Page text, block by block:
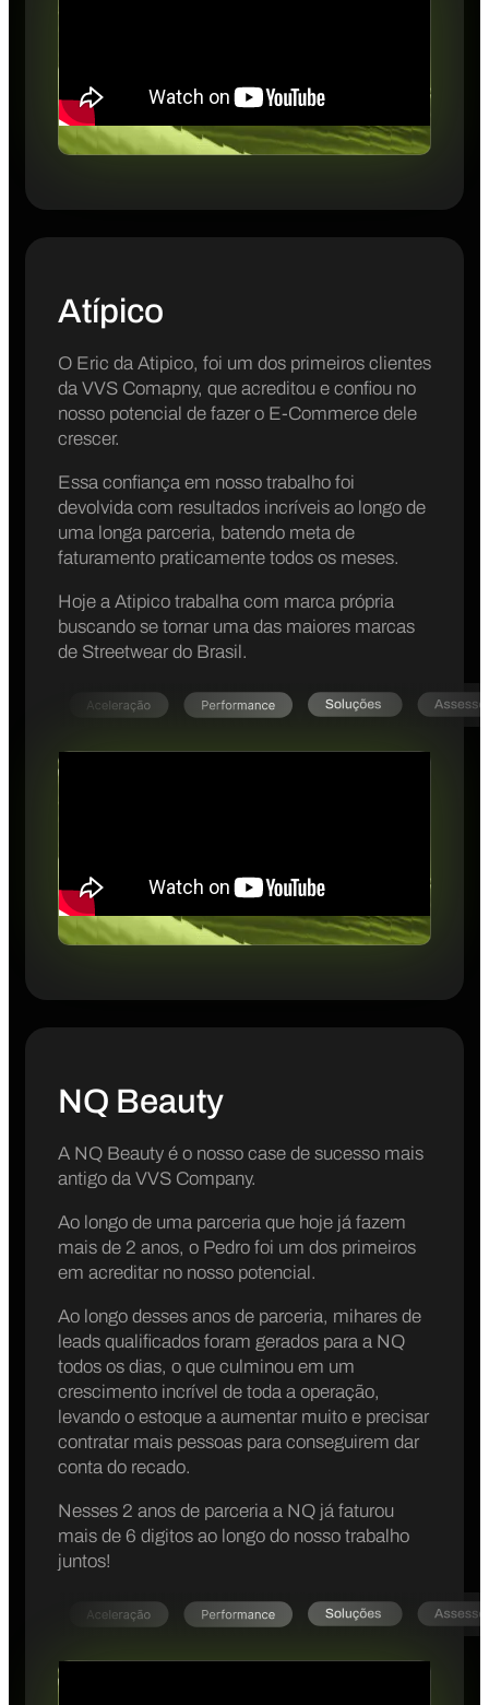
Atípico
O Eric da Atipico, foi um dos primeiros clientes
da VVS Comapny, que acreditou e confiou no
nosso potencial de fazer o E-Commerce dele
crescer.
Essa confiança em nosso trabalho foi
devolvida com resultados incríveis ao longo de
uma longa parceria, batendo meta de
faturamento praticamente todos os meses.
Hoje a Atipico trabalha com marca própria
buscando se tornar uma das maiores marcas
de Streetwear do Brasil.
NQ Beauty
A NQ Beauty é o nosso case de sucesso mais
antigo da VVS Company.
Ao longo de uma parceria que hoje já fazem
mais de 2 anos, o Pedro foi um dos primeiros
em acreditar no nosso potencial.
Ao longo desses anos de parceria, mihares de
leads qualificados foram gerados para a NQ
todos os dias, o que culminou em um
crescimento incrível de toda a operação,
levando o estoque a aumentar muito e precisar
contratar mais pessoas para conseguirem dar
conta do recado.
Nesses 2 anos de parceria a NQ já faturou
mais de 6 digitos ao longo do nosso trabalho
juntos!